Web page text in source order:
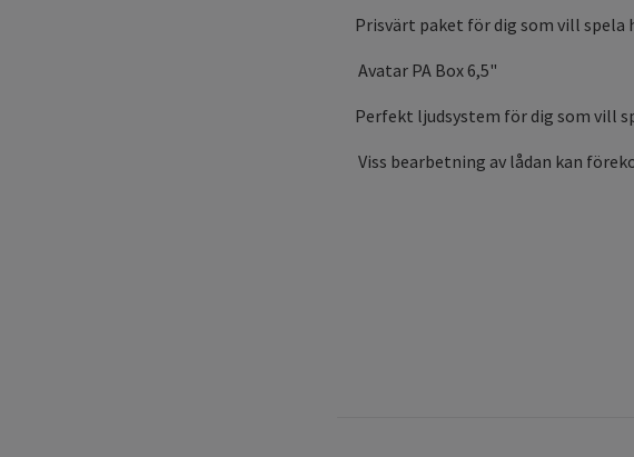
Prisvärt paket för dig som vill
Avatar PA Box 6,5"
Perfekt ljudsystem för dig som vill
Viss bearbetning av lådan kan